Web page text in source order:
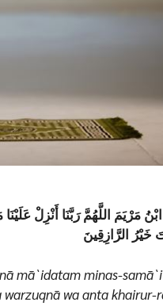
مَرْيَمَ اللَّهُمَّ رَبَّنَا أَنْزِلْ عَلَيْنَا
خَيْرُ الرَّازِقِينَ
mā`idatam minas-
wa anta khairur-